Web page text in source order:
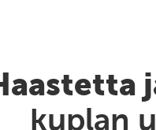
kuplan